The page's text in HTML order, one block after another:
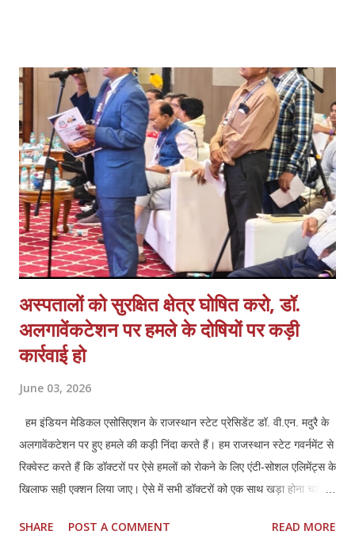
स्वास्थ्य मिशन के अन्तर्गत कार्यस्त संविदा कर्मचारियों की गम्भीर समस्याओं का
प्रकाश डालते हुये आगामी समय में कर्मचारियों की मुख्य मांगों में नियमितीकरण/समान
कार्य समान वेतन, वेतन बढ़ोत्तरी, जॉब सुरक्षा एवं कैशलेस चिकित्सा सुविधा अथवा
स्वास्थ्य बीमा शामिल हैं एवं इसके साथ ही कर्मचारियों के मानदेय भुगतान में आ रही
समस्याओं क...
अस्पतालों को सुरक्षित क्षेत्र घोषित करो, डॉ.
अलगावेंकटेशन पर हमले के दोषियों पर कड़ी
कार्रवाई हो
June 03, 2026
हम इंडियन मेडिकल एसोसिएशन के राजस्थान स्टेट प्रेसिडेंट डॉ. वी.एन. मदुरै के
अलगावेंकटेशन पर हुए हमले की कड़ी निंदा करते हैं। हम राजस्थान स्टेट गवर्नमेंट से
रिक्वेस्ट करते हैं कि डॉक्टरों पर ऐसे हमलों को रोकने के लिए एंटी-सोशल एलिमेंट्स के
खिलाफ सही एक्शन लिया जाए। ऐसे में सभी डॉक्टरों को एक साथ खड़ा होना चाहिए
तरह राजस्थान में भी डॉक्टर्स एंड हॉस्पिटल प्रोटेक्शन एक्ट (TN HPA 48/2008)
SHARE POST A COMMENT READ MORE